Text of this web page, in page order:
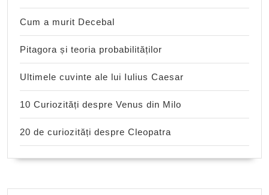
Cum a murit Decebal
Pitagora și teoria probabilităților
Ultimele cuvinte ale lui Iulius Caesar
10 Curiozități despre Venus din Milo
20 de curiozități despre Cleopatra